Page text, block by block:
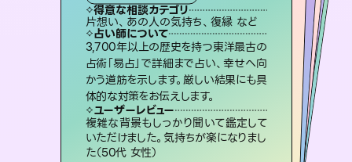
得意な相談カテゴリ
片想い、あの人の気持ち、復縁 など
占い師について
3,700年以上の歴史を持つ東洋最古の
占術「易占」で詳細まで占い、幸せへ向
かう道筋を示します。厳しい結果にも具
体的な対策をお伝えします。
ユーザーレビュー
複雑な背景もしっかり聞いて鑑定して
いただけました。気持ちが楽になりまし
た（50代 女性）
得意な相談カテゴリ
片想い、あの人の気持ち、復縁 など
占い師について
恋愛のお悩みの中でも特に「曖昧な関
係」の相談を得意としており、友達以上
恋人未満なお相手との今後や本音を丁
寧に読み解き恋愛成就へと導きます。
ユーザーレビュー
鑑定していただいてアドバイス通りに行
動すると仲が復活してきました。ありが
とうございました（40代 女性）
得意な相談カテゴリ
恋愛総合、片想い、二人の未来 など
占い師について
復縁、恋愛、不倫の行方、同性愛や片
思い、仕事関係や借金問題まで知りた
いことや心の負担になっていることを
紐解き、背中をそっと押して導きます。
ユーザーレビュー
安心感のあり、言い切ってくれる所や濁
さない鑑定のおかげで、毎回自分の気
持ちを整えられます（30代 男性）
オラクルカード
得意な相談カテゴリ
恋愛総合、あの人の気持ち など
占い師について
霊視×オラクルカードを使って「今」と「未来」そして「気になるあの人の気持ち」まで丁寧に読み解き、恋や人生のヒントを優しく引き出します。
ユーザーレビュー
不安な気持ちが嘘みたいに晴れまし
た…！よく視えていらっしゃるんだなと
感じました（40代 女性）
スピリチュアル・リーディング
得意な相談カテゴリ
出逢い、片想い、復縁 など
占い師について
未来には何パターンもの選択肢があり
ます。不安で視えにくくなっているあな
たの素敵な未来を見つけ、その未来を
選択できるようアドバイスします。
ユーザーレビュー
職場の人の性質や人間関係、本心など
本当によく視えていてびっくり。対策が
打てて前向きになれます（40代）
タロット
スピリチュアル・リーディング
得意な相談カテゴリ
片想い、二人の未来、年の差 など
占い師について
連絡再開、復縁、成就などの報告実績
多数。セラピストとして2万超の施術経
験があるからこそできる鑑定で、より良
い未来をサポートします。
ユーザーレビュー
とても心温まる鑑定でした。しかもこち
らは何も言っていないのに視えていらっ
しゃるんだなと驚きです（30代女性）